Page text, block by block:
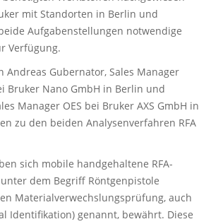
mit Standorten in Berlin und
Aufgabenstellungen notwendige
Verfügung.
Andreas Gubernator, Sales Manager
Bruker Nano GmbH in Berlin und
Manager OES bei Bruker AXS GmbH in
zu den beiden Analysenverfahren RFA
sich mobile handgehaltene RFA-
dem Begriff Röntgenpistole
Materialverwechslungsprüfung, auch
Identifikation) genannt, bewährt. Diese